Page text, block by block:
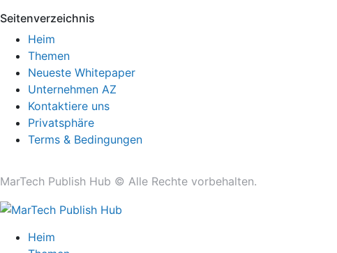
Seitenverzeichnis
Heim
Themen
Neueste Whitepaper
Unternehmen AZ
Kontaktiere uns
Privatsphäre
Terms & Bedingungen
MarTech Publish Hub © Alle Rechte vorbehalten.
Heim